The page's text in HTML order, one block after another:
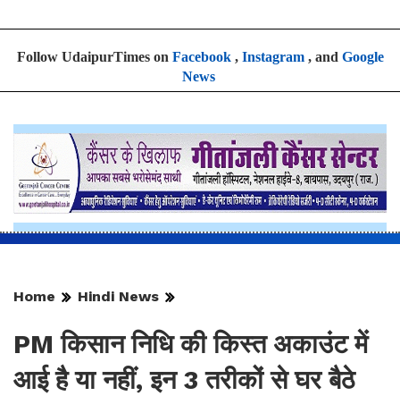
Follow UdaipurTimes on Facebook, Instagram, and Google
News
Home Hindi News
PM किसान निधि की किस्त अकाउंट में
आई है या नहीं, इन 3 तरीकों से घर बैठे